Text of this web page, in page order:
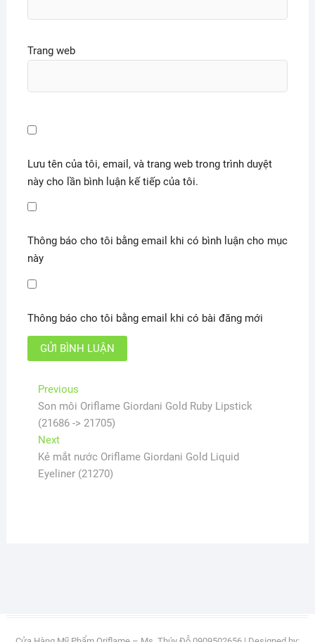
Trang web
Lưu tên của tôi, email, và trang web trong trình duyệt
này cho lần bình luận kế tiếp của tôi.
Thông báo cho tôi bằng email khi có bình luận cho mục
này
Thông báo cho tôi bằng email khi có bài đăng mới
Điều
hướng
bài
viết
PreviousPrevious
post:
Son môi Oriflame Giordani Gold Ruby Lipstick
(21686 -> 21705)
NextNext
post:
Kẻ mắt nước Oriflame Giordani Gold Liquid
Eyeliner (21270)